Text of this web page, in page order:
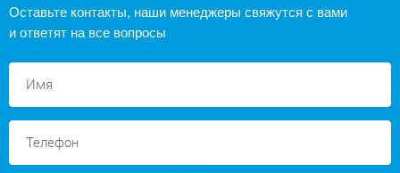
Оставьте контакты, наши менеджеры свяжутся с вами
и ответят на все вопросы